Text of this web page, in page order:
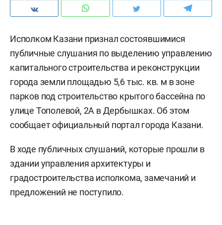
Исполком Казани признал состоявшимися
публичные слушания по выделению управлению
капитального строительства и реконструкции
города земли площадью 5,6 тыс. кв. м в зоне
парков под строительство крытого бассейна по
улице Тополевой, 2А в Дербышках. Об этом
сообщает официальный портал города Казани.
В ходе публичных слушаний, которые прошли в
здании управления архитектуры и
градостроительства исполкома, замечаний и
предложений не поступило.